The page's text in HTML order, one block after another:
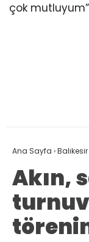
çok
Ana Sayfa ›Balıkesir
Akın,